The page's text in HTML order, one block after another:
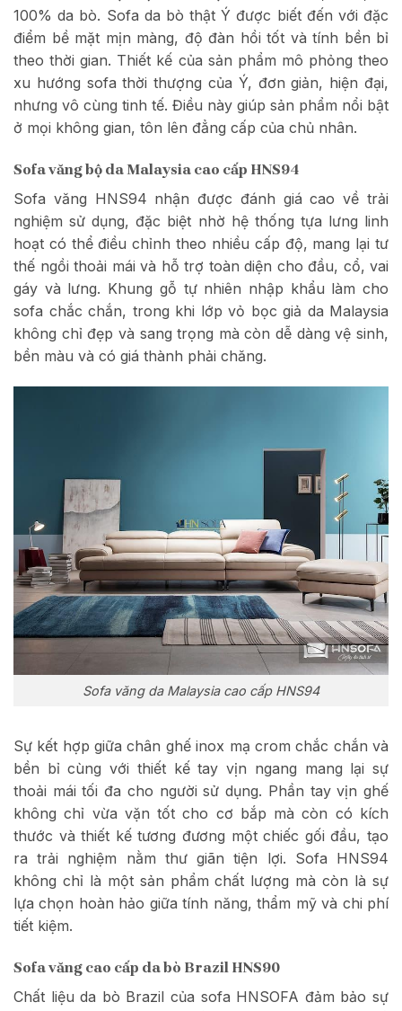
100% da bò. Sofa da bò thật Ý được biết đến với đặc
điểm bề mặt mịn màng, độ đàn hồi tốt và tính bền bỉ
theo thời gian. Thiết kế của sản phẩm mô phỏng theo
xu hướng sofa thời thượng của Ý, đơn giản, hiện đại,
nhưng vô cùng tinh tế. Điều này giúp sản phẩm nổi bật
ở mọi không gian, tôn lên đẳng cấp của chủ nhân.
Sofa văng bộ da Malaysia cao cấp HNS94
Sofa văng HNS94 nhận được đánh giá cao về trải
nghiệm sử dụng, đặc biệt nhờ hệ thống tựa lưng linh
hoạt có thể điều chỉnh theo nhiều cấp độ, mang lại tư
thế ngồi thoải mái và hỗ trợ toàn diện cho đầu, cổ, vai
gáy và lưng. Khung gỗ tự nhiên nhập khẩu làm cho
sofa chắc chắn, trong khi lớp vỏ bọc giả da Malaysia
không chỉ đẹp và sang trọng mà còn dễ dàng vệ sinh,
bền màu và có giá thành phải chăng.
Sofa văng da Malaysia cao cấp HNS94
Sự kết hợp giữa chân ghế inox mạ crom chắc chắn và
bền bỉ cùng với thiết kế tay vịn ngang mang lại sự
thoải mái tối đa cho người sử dụng. Phần tay vịn ghế
không chỉ vừa vặn tốt cho cơ bắp mà còn có kích
thước và thiết kế tương đương một chiếc gối đầu, tạo
ra trải nghiệm nằm thư giãn tiện lợi. Sofa HNS94
không chỉ là một sản phẩm chất lượng mà còn là sự
lựa chọn hoàn hảo giữa tính năng, thẩm mỹ và chi phí
tiết kiệm.
Sofa văng cao cấp da bò Brazil HNS90
Chất liệu da bò Brazil của sofa HNSOFA đảm bảo sự